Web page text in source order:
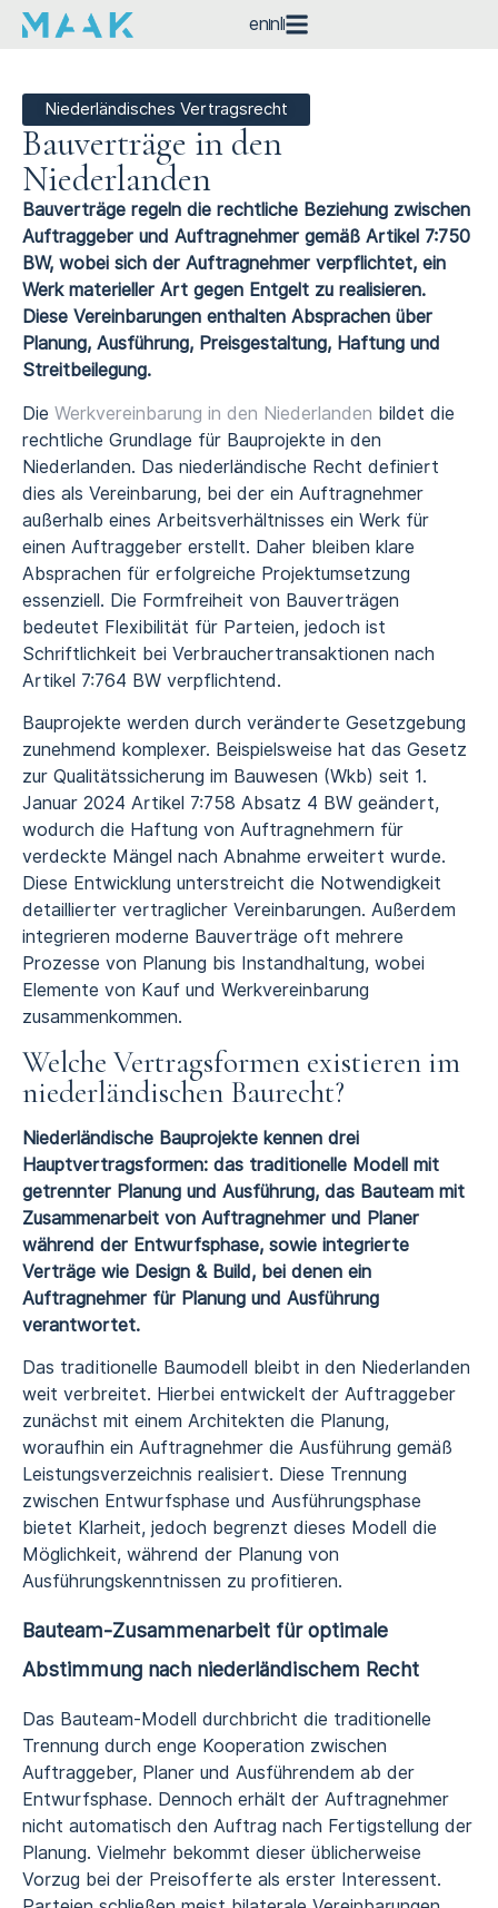
ennl
Niederländisches Vertragsrecht
Bauverträge in den
Niederlanden
Bauverträge regeln die rechtliche Beziehung zwischen
Auftraggeber und Auftragnehmer gemäß Artikel 7:750
BW, wobei sich der Auftragnehmer verpflichtet, ein
Werk materieller Art gegen Entgelt zu realisieren.
Diese Vereinbarungen enthalten Absprachen über
Planung, Ausführung, Preisgestaltung, Haftung und
Streitbeilegung.
Die Werkvereinbarung in den Niederlanden bildet die
rechtliche Grundlage für Bauprojekte in den
Niederlanden. Das niederländische Recht definiert
dies als Vereinbarung, bei der ein Auftragnehmer
außerhalb eines Arbeitsverhältnisses ein Werk für
einen Auftraggeber erstellt. Daher bleiben klare
Absprachen für erfolgreiche Projektumsetzung
essenziell. Die Formfreiheit von Bauverträgen
bedeutet Flexibilität für Parteien, jedoch ist
Schriftlichkeit bei Verbrauchertransaktionen nach
Artikel 7:764 BW verpflichtend.
Bauprojekte werden durch veränderte Gesetzgebung
zunehmend komplexer. Beispielsweise hat das Gesetz
zur Qualitätssicherung im Bauwesen (Wkb) seit 1.
Januar 2024 Artikel 7:758 Absatz 4 BW geändert,
wodurch die Haftung von Auftragnehmern für
verdeckte Mängel nach Abnahme erweitert wurde.
Diese Entwicklung unterstreicht die Notwendigkeit
detaillierter vertraglicher Vereinbarungen. Außerdem
integrieren moderne Bauverträge oft mehrere
Prozesse von Planung bis Instandhaltung, wobei
Elemente von Kauf und Werkvereinbarung
zusammenkommen.
Welche Vertragsformen existieren im
niederländischen Baurecht?
Niederländische Bauprojekte kennen drei
Hauptvertragsformen: das traditionelle Modell mit
getrennter Planung und Ausführung, das Bauteam mit
Zusammenarbeit von Auftragnehmer und Planer
während der Entwurfsphase, sowie integrierte
Verträge wie Design & Build, bei denen ein
Auftragnehmer für Planung und Ausführung
verantwortet.
Das traditionelle Baumodell bleibt in den Niederlanden
weit verbreitet. Hierbei entwickelt der Auftraggeber
zunächst mit einem Architekten die Planung,
woraufhin ein Auftragnehmer die Ausführung gemäß
Leistungsverzeichnis realisiert. Diese Trennung
zwischen Entwurfsphase und Ausführungsphase
bietet Klarheit, jedoch begrenzt dieses Modell die
Möglichkeit, während der Planung von
Ausführungskenntnissen zu profitieren.
Bauteam-Zusammenarbeit für optimale
Abstimmung nach niederländischem Recht
Das Bauteam-Modell durchbricht die traditionelle
Trennung durch enge Kooperation zwischen
Auftraggeber, Planer und Ausführendem ab der
Entwurfsphase. Dennoch erhält der Auftragnehmer
nicht automatisch den Auftrag nach Fertigstellung der
Planung. Vielmehr bekommt dieser üblicherweise
Vorzug bei der Preisofferte als erster Interessent.